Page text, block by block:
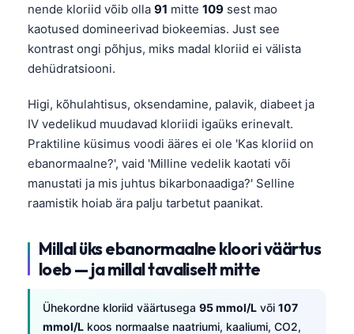
nende kloriid võib olla 91 mitte 109 sest mao
kaotused domineerivad biokeemias. Just see
kontrast ongi põhjus, miks madal kloriid ei välista
dehüdratsiooni.
Higi, kõhulahtisus, oksendamine, palavik, diabeet ja
IV vedelikud muudavad kloriidi igaüks erinevalt.
Praktiline küsimus voodi ääres ei ole 'Kas kloriid on
ebanormaalne?', vaid 'Milline vedelik kaotati või
manustati ja mis juhtus bikarbonaadiga?' Selline
raamistik hoiab ära palju tarbetut paanikat.
Millal üks ebanormaalne kloori väärtus
loeb — ja millal tavaliselt mitte
Ühekordne kloriid väärtusega 95 mmol/L või 107
mmol/L koos normaalse naatriumi, kaaliumi, CO2,
සිංහල
অসমীয়া
Galego
Latviešu valoda
Euskara
Gàidhlig
Occitan
العربية المغربية
Монгол
Basa Jawa